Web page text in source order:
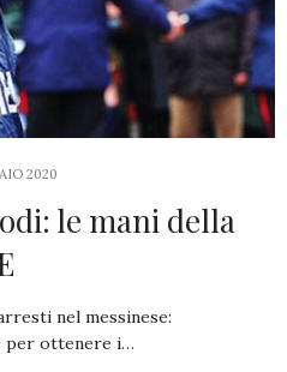
2020
le mani della
nel messinese:
per ottenere i…